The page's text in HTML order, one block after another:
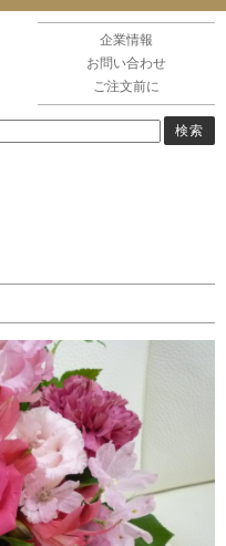
企業情報
お問い合わせ
ご注文前に